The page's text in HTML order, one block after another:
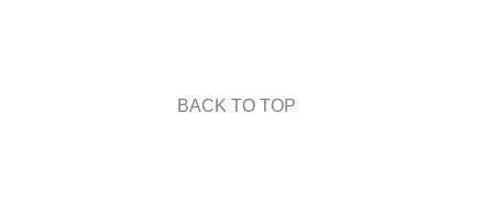
BACK TO TOP